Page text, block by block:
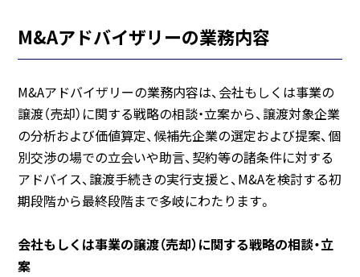
M&Aアドバイザリーの業務内容
M&Aアドバイザリーの業務内容は、会社もしくは事業の
譲渡（売却）に関する戦略の相談・立案から、譲渡対象企業
の分析および価値算定、候補先企業の選定および提案、個
別交渉の場での立会いや助言、契約等の諸条件に対する
アドバイス、譲渡手続きの実行支援と、M&Aを検討する初
期段階から最終段階まで多岐にわたります。
会社もしくは事業の譲渡（売却）に関する戦略の相談・立
案